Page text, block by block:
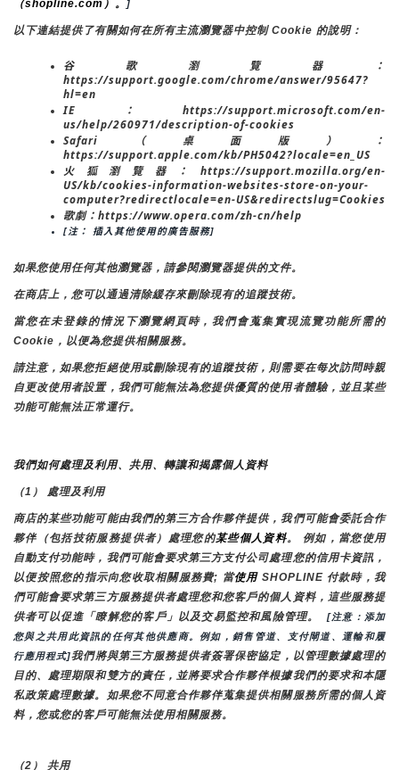
（shopline.com）。
]
以下連結提供了有關如何在所有主流瀏覽器中控制 Cookie 的說明：
谷歌瀏覽器：
https://support.google.com/chrome/answer/95647?
hl=en
IE：https://support.microsoft.com/en-
us/help/260971/description-of-cookies
Safari（桌面版）：
https://support.apple.com/kb/PH5042?locale=en_US
火狐瀏覽器：https://support.mozilla.org/en-
US/kb/cookies-information-websites-store-on-your-
computer?redirectlocale=en-US&redirectslug=Cookies
歌劇：https://www.opera.com/zh-cn/help
[注： 插入其他使用的廣告服務]
如果您使用任何其他瀏覽器，請參閱瀏覽器提供的文件。
在商店上，您可以通過清除緩存來刪除現有的追蹤技術。
當您在未登錄的情況下瀏覽網頁時，我們會蒐集實現流覽功能所需的
Cookie，以便為您提供相關服務。
請注意，如果您拒絕使用或刪除現有的追蹤技術，則需要在每次訪問時親
自更改使用者設置，我們可能無法為您提供優質的使用者體驗，並且某些
功能可能無法正常運行。
我們如何處理及利用、共用、轉讓和揭露個人資料
（1） 處理及利用
商店的某些功能可能由我們的第三方合作夥伴提供，我們可能會委託合作
夥伴（包括技術服務提供者）處理您的某些個人資料。 例如，當您使用
自動支付功能時，我們可能會要求第三方支付公司處理您的信用卡資訊，
以便按照您的指示向您收取相關服務費; 當使用 SHOPLINE 付款時，我
們可能會要求第三方服務提供者處理您和您客戶的個人資料，這些服務提
供者可以促進「瞭解您的客戶」以及交易監控和風險管理。
[注意：添加
您與之共用此資訊的任何其他供應商。例如，銷售管道、支付閘道、運輸和履
行應用程式]我們將與第三方服務提供者簽署保密協定，以管理數據處理的
目的、處理期限和雙方的責任，並將要求合作夥伴根據我們的要求和本隱
私政策處理數據。如果您不同意合作夥伴蒐集提供相關服務所需的個人資
料，您或您的客戶可能無法使用相關服務。
（2） 共用